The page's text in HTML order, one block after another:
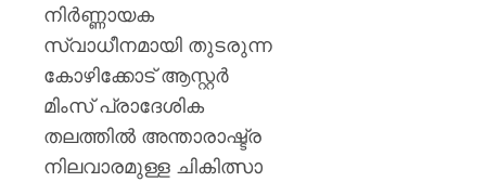
നിർണ്ണായക
സ്വാധീനമായി തുടരുന്ന
കോഴിക്കോട് ആസ്റ്റർ
മിംസ് പ്രാദേശിക
തലത്തിൽ അന്താരാഷ്ട്ര
നിലവാരമുള്ള ചികിത്സാ